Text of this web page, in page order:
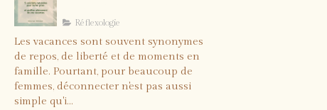
profiter pleinement de
vos vacances
Réflexologie
Les vacances sont souvent synonymes
de repos, de liberté et de moments en
famille. Pourtant, pour beaucoup de
femmes, déconnecter n'est pas aussi
simple qu'i...